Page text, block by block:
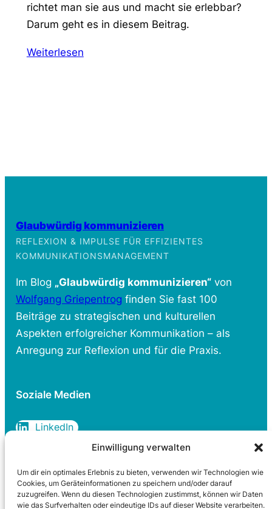
Einwilligung verwalten
Um dir ein optimales Erlebnis zu bieten, verwenden wir Technologien wie
Cookies, um Geräteinformationen zu speichern und/oder darauf
zuzugreifen. Wenn du diesen Technologien zustimmst, können wir Daten
wie das Surfverhalten oder eindeutige IDs auf dieser Website verarbeiten.
richtet man sie aus und macht sie erlebbar?
Darum geht es in diesem Beitrag.
Weiterlesen
Glaubwürdig kommunizieren
REFLEXION & IMPULSE FÜR EFFIZIENTES
KOMMUNIKATIONSMANAGEMENT
Im Blog „Glaubwürdig kommunizieren“von
Wolfgang Griepentrog finden Sie fast 100
Beiträge zu strategischen und kulturellen
Aspekten erfolgreicher Kommunikation – als
Anregung zur Reflexion und für die Praxis.
Soziale Medien
LinkedIn
Rechtliches